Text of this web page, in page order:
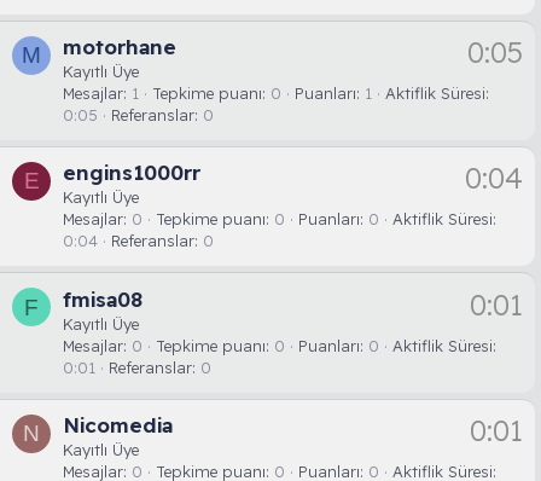
M 0:05
motorhane
Kayıtlı Üye
Mesajlar 1 Tepkime puanı 0 Puanları 1
Aktiflik Süresi
0:05
Referanslar 0
E 0:04
engins1000rr
Kayıtlı Üye
Mesajlar 0 Tepkime puanı 0 Puanları 0
Aktiflik Süresi
0:04
Referanslar 0
F 0:01
fmisa08
Kayıtlı Üye
Mesajlar 0 Tepkime puanı 0 Puanları 0
Aktiflik Süresi
0:01
Referanslar 0
N 0:01
Nicomedia
Kayıtlı Üye
Mesajlar 0 Tepkime puanı 0 Puanları 0
Aktiflik Süresi